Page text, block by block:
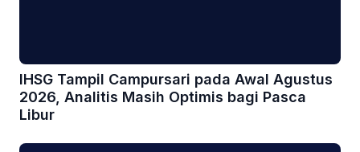
IHSG Tampil Campursari pada Awal Agustus
2026, Analitis Masih Optimis bagi Pasca
Libur